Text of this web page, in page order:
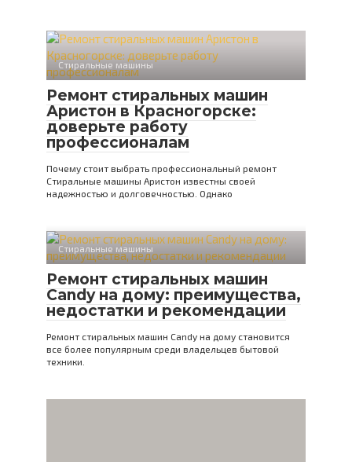
Стиральные машины
Ремонт стиральных машин
Аристон в Красногорске:
доверьте работу
профессионалам
Почему стоит выбрать профессиональный ремонт
Стиральные машины Аристон известны своей
надежностью и долговечностью. Однако
Стиральные машины
Ремонт стиральных машин
Candy на дому: преимущества,
недостатки и рекомендации
Ремонт стиральных машин Candy на дому становится
все более популярным среди владельцев бытовой
техники.